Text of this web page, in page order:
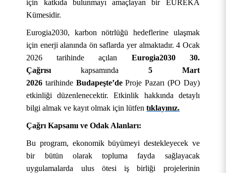
için katkıda bulunmayı amaçlayan bir EUREKA
Kümesidir.
Eurogia2030, karbon nötrlüğü hedeflerine ulaşmak
için enerji alanında ön saflarda yer almaktadır. 4 Ocak
2026 tarihinde açılan Eurogia2030 30.
Çağrısı kapsamında 5 Mart
2026 tarihinde Budapeşte’deProje Pazarı (PO Day)
etkinliği düzenlenecektir. Etkinlik hakkında detaylı
bilgi almak ve kayıt olmak için lütfentıklayınız.
Çağrı Kapsamı ve Odak Alanları:
Bu program, ekonomik büyümeyi destekleyecek ve
bir bütün olarak topluma fayda sağlayacak
uygulamalarda ulus ötesi iş birliği projelerinin